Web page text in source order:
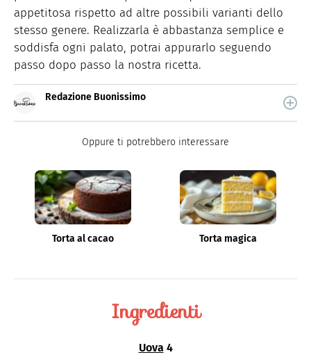
appetitosa rispetto ad altre possibili varianti dello
stesso genere. Realizzarla è abbastanza semplice e
soddisfa ogni palato, potrai appurarlo seguendo
passo dopo passo la nostra ricetta.
Redazione Buonissimo
quale trovi idee veloci, facili e spiegate passo passo.
Oppure ti potrebbero interessare
Torta al cacao Torta magica
Ingredienti
Uova 4